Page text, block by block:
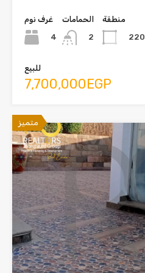
غرف نوم
4
الحمامات
2
منطقة
220
للبيع
7,700,000EGP
متميز